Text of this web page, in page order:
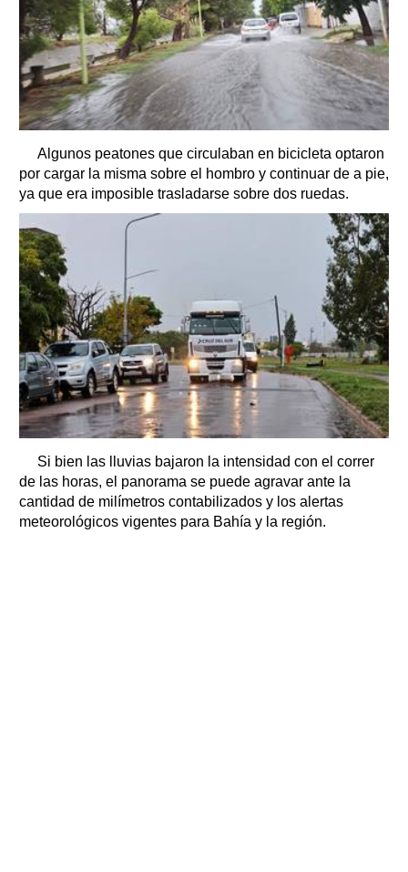
Algunos peatones que circulaban en bicicleta optaron
por cargar la misma sobre el hombro y continuar de a pie,
ya que era imposible trasladarse sobre dos ruedas.
Si bien las lluvias bajaron la intensidad con el correr
de las horas, el panorama se puede agravar ante la
cantidad de milímetros contabilizados y los alertas
meteorológicos vigentes para Bahía y la región.